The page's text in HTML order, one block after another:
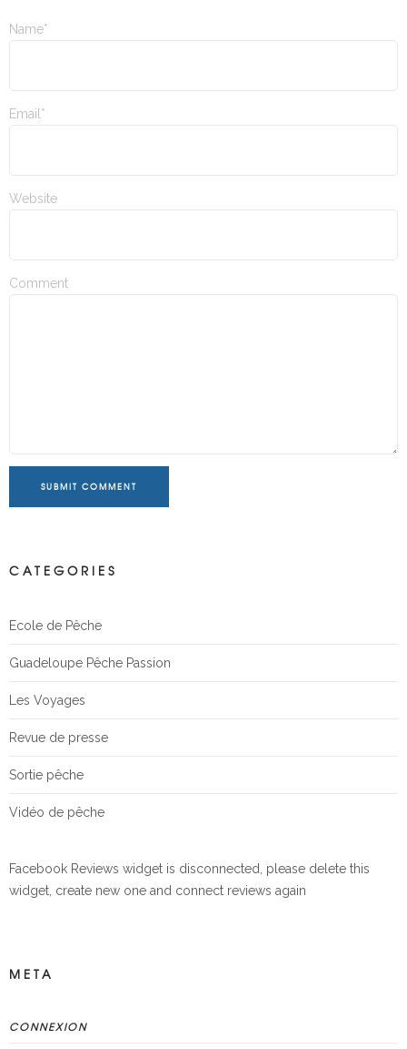
Name*
Email*
Website
Comment
SUBMIT COMMENT
CATEGORIES
Ecole de Pêche
Guadeloupe Pêche Passion
Les Voyages
Revue de presse
Sortie pêche
Vidéo de pêche
Facebook Reviews widget is disconnected, please delete this
widget, create new one and connect reviews again
META
CONNEXION